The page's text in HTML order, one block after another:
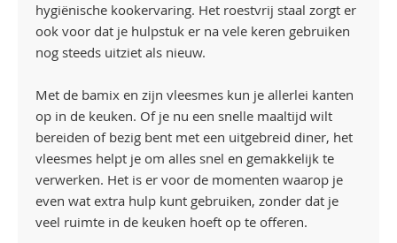
hygiënische kookervaring. Het roestvrij staal zorgt er
ook voor dat je hulpstuk er na vele keren gebruiken
nog steeds uitziet als nieuw.
Met de bamix en zijn vleesmes kun je allerlei kanten
op in de keuken. Of je nu een snelle maaltijd wilt
bereiden of bezig bent met een uitgebreid diner, het
vleesmes helpt je om alles snel en gemakkelijk te
verwerken. Het is er voor de momenten waarop je
even wat extra hulp kunt gebruiken, zonder dat je
veel ruimte in de keuken hoeft op te offeren.